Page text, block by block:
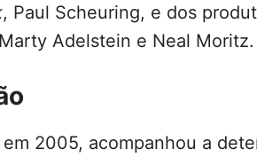
, Paul Scheuring, e dos
Adelstein e Neal Moritz.
2005, acompanhou a